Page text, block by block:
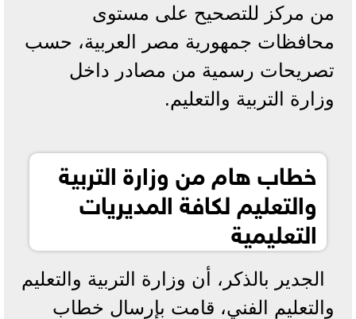
من مركز للتصحيح على مستوى
محافظات جمهورية مصر العربية، حسب
تصريحات رسمية من مصادر داخل
وزارة التربية والتعليم.
خطاب هام من وزارة التربية
والتعليم لكافة المديريات
التعليمية
الجدير بالذكر، أن وزارة التربية والتعليم
والتعليم الفني، قامت بإرسال خطاب